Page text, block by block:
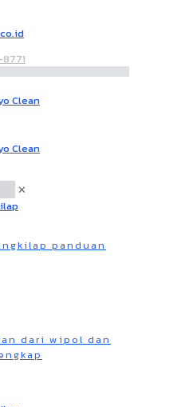
✕
panduan
dari wipol dan